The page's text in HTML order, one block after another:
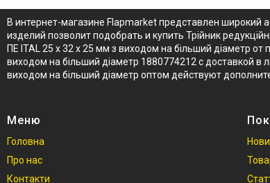
В интернет-магазине Flapmarket представлен широкий
изделий позволит подобрать и купить Трійник
ПЕ ITAL 25 x 32 x 25 мм з виходом на більший діаметр
виходом на більший діаметр 1880774212 с доставкой в
виходом на більший діаметр оптом действуют
Меню
Головна
Про нас
Контакти